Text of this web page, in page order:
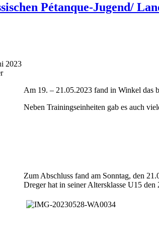
Pétanque-Jugend/
2023
Am 19. – 21.05.2023 fand in Winkel das
Neben Trainingseinheiten gab es auch
Zum Abschluss fand am Sonntag, den
Dreger hat in seiner Altersklasse U15 den